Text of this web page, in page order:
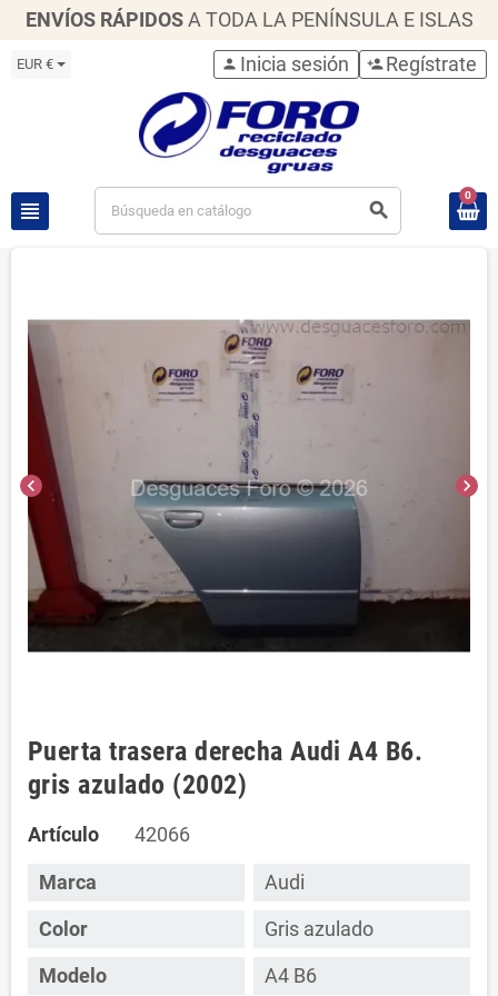
ENVÍOS RÁPIDOS A TODA LA PENÍNSULA E ISLAS
EUR €
view_headline search
person Inicia sesión person_add Regístrate
0
chevron_left chevron_right
Puerta trasera derecha Audi A4 B6.
gris azulado (2002)
Artículo 42066
Marca
Audi
Color
Gris azulado
Modelo
A4 B6